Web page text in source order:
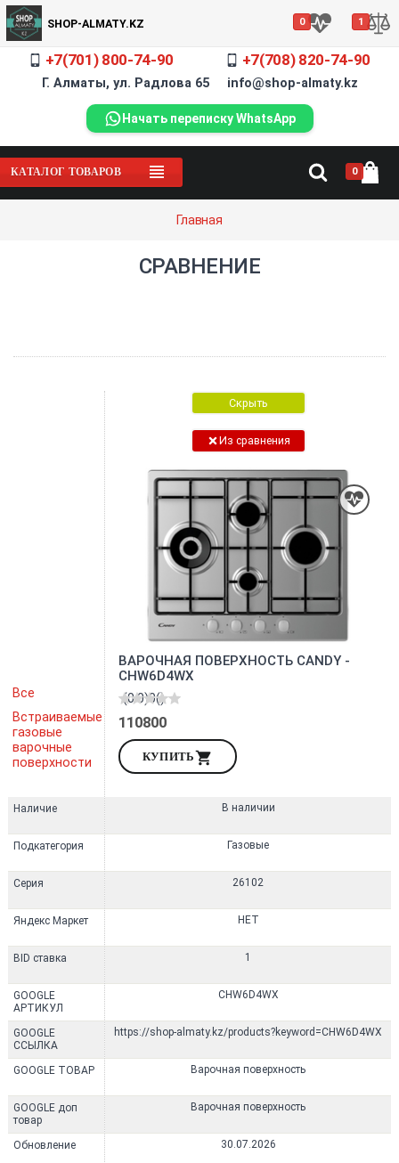
SHOP-ALMATY.KZ 0 1
+7(701) 800-74-90 +7(708) 820-74-90
Г. Алматы, ул. Радлова 65 info@shop-almaty.kz
Начать переписку WhatsApp
КАТАЛОГ ТОВАРОВ 0
Главная
СРАВНЕНИЕ
Все
Встраиваемые
газовые
варочные
поверхности
Наличие
Подкатегория
Серия
Яндекс Маркет
BID ставка
GOOGLE
АРТИКУЛ
GOOGLE
ССЫЛКА
GOOGLE ТОВАР
GOOGLE доп
товар
Обновление
Скрыть
Из сравнения
ВАРОЧНАЯ ПОВЕРХНОСТЬ CANDY -
CHW6D4WX
(0.0)0()
110800
КУПИТЬ
В наличии
Газовые
26102
НЕТ
1
CHW6D4WX
https://shop-almaty.kz/products?keyword=CHW6D4WX
Варочная поверхность
Варочная поверхность
30.07.2026